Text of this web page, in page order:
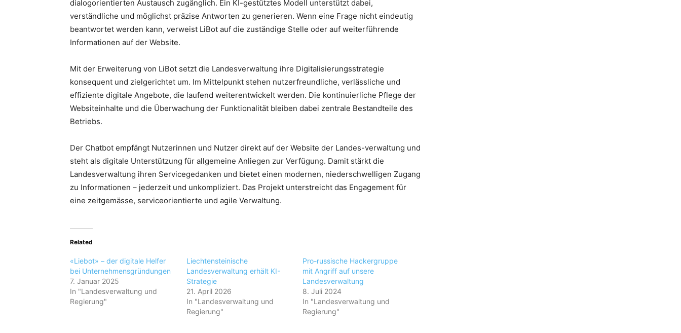
dialogorientierten Austausch zugänglich. Ein KI-gestütztes Modell unterstützt dabei,
verständliche und möglichst präzise Antworten zu generieren. Wenn eine Frage nicht eindeutig
beantwortet werden kann, verweist LiBot auf die zuständige Stelle oder auf weiterführende
Informationen auf der Website.
Mit der Erweiterung von LiBot setzt die Landesverwaltung ihre Digitalisierungsstrategie
konsequent und zielgerichtet um. Im Mittelpunkt stehen nutzerfreundliche, verlässliche und
effiziente digitale Angebote, die laufend weiterentwickelt werden. Die kontinuierliche Pflege der
Websiteinhalte und die Überwachung der Funktionalität bleiben dabei zentrale Bestandteile des
Betriebs.
Der Chatbot empfängt Nutzerinnen und Nutzer direkt auf der Website der Landes-verwaltung und
steht als digitale Unterstützung für allgemeine Anliegen zur Verfügung. Damit stärkt die
Landesverwaltung ihren Servicegedanken und bietet einen modernen, niederschwelligen Zugang
zu Informationen – jederzeit und unkompliziert. Das Projekt unterstreicht das Engagement für
eine zeitgemässe, serviceorientierte und agile Verwaltung.
Related
«Liebot» – der digitale Helfer
bei Unternehmensgründungen
7. Januar 2025
In "Landesverwaltung und
Regierung"
Liechtensteinische
Landesverwaltung erhält KI-
Strategie
21. April 2026
In "Landesverwaltung und
Regierung"
Pro-russische Hackergruppe
mit Angriff auf unsere
Landesverwaltung
8. Juli 2024
In "Landesverwaltung und
Regierung"